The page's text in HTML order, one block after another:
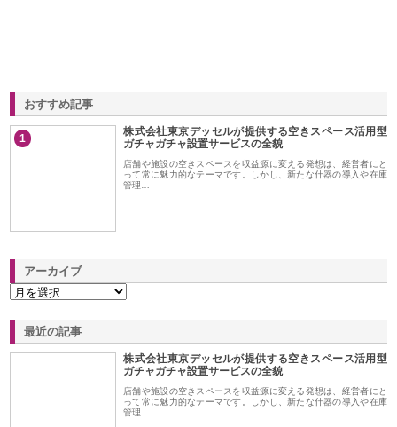
おすすめ記事
1
株式会社東京デッセルが提供する空きスペース活用型
ガチャガチャ設置サービスの全貌
店舗や施設の空きスペースを収益源に変える発想は、経営者にと
って常に魅力的なテーマです。しかし、新たな什器の導入や在庫
管理…
アーカイブ
最近の記事
株式会社東京デッセルが提供する空きスペース活用型
ガチャガチャ設置サービスの全貌
店舗や施設の空きスペースを収益源に変える発想は、経営者にと
って常に魅力的なテーマです。しかし、新たな什器の導入や在庫
管理…